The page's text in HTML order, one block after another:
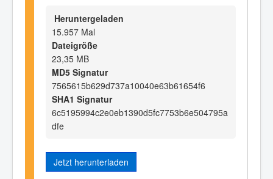
Heruntergeladen
15.957 Mal
Dateigröße
23,35 MB
MD5 Signatur
7565615b629d737a10040e63b61654f6
SHA1 Signatur
6c5195994c2e0eb1390d5fc7753b6e504795a
dfe
Jetzt herunterladen